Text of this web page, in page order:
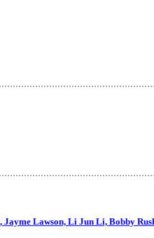
Lawson, Li Jun Li, Bobby